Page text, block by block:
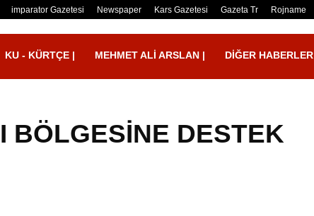
imparator Gazetesi Newspaper Kars Gazetesi Gazeta Tr Rojname
KU - KÜRTÇE | MEHMET ALI ARSLAN | DIĞER HABERLER
DESTEK